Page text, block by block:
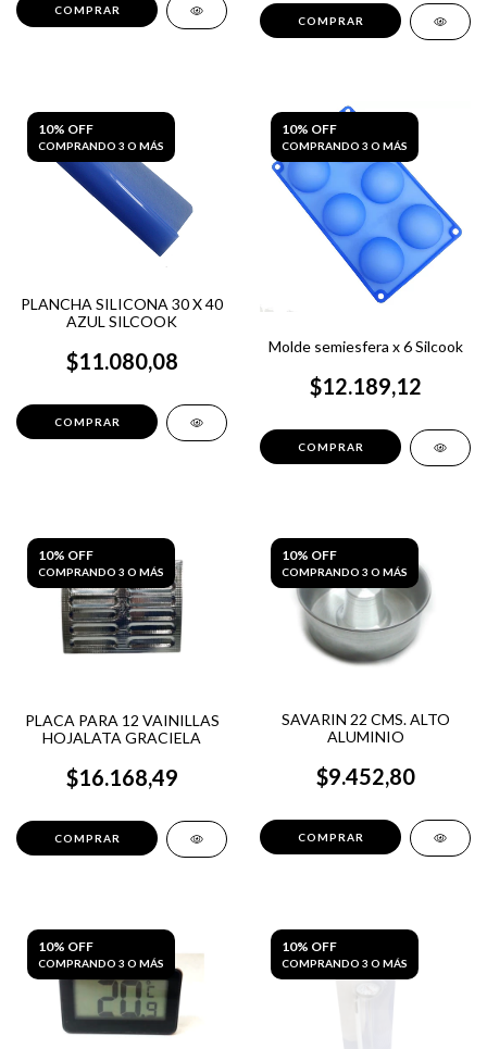
10% OFF
COMPRANDO 3 O MÁS
PLANCHA SILICONA 30 X 40
AZUL SILCOOK
$11.080,08
10% OFF
COMPRANDO 3 O MÁS
Molde semiesfera x 6 Silcook
$12.189,12
10% OFF
COMPRANDO 3 O MÁS
PLACA PARA 12 VAINILLAS
HOJALATA GRACIELA
$16.168,49
10% OFF
COMPRANDO 3 O MÁS
SAVARIN 22 CMS. ALTO
ALUMINIO
$9.452,80
10% OFF
COMPRANDO 3 O MÁS
10% OFF
COMPRANDO 3 O MÁS